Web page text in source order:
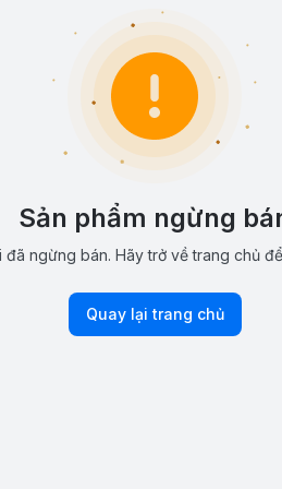
Sản phẩm ngừng
đã ngừng bán. Hãy trở về trang chủ
Quay lại trang chủ